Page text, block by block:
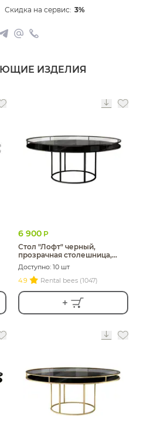
Скидка на сервис: 3%
ИЗДЕЛИЯ
6 900 Р
Стол "Лофт" черный,
прозрачная столешница,
черное подстолье
Доступно: 10 шт
4.9
Rental bees (1047)